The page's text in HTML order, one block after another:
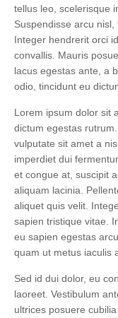
tellus leo, scelerisque
Suspendisse arcu
Integer hendrerit orci
convallis. Mauris
lacus egestas ante, a
odio, tincidunt eu
Lorem ipsum dolor sit
dictum egestas
vulputate sit amet a
imperdiet dui
et congue at, suscipit
aliquam lacinia.
aliquet quis velit.
sapien tristique vitae.
eu sapien egestas
quam ut metus iaculis
Sed id dui dolor, eu
laoreet. Vestibulum
ultrices posuere